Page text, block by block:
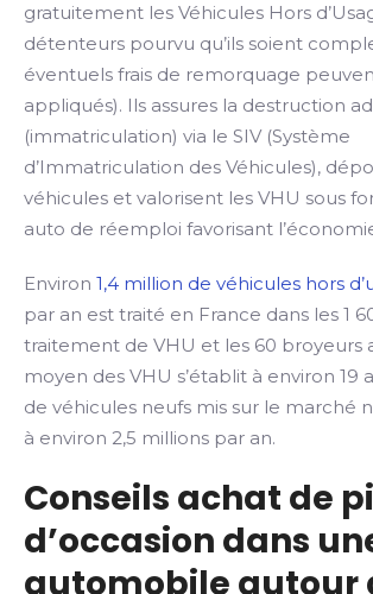
gratuitement les Véhicules Hors
détenteurs pourvu qu’ils soient
éventuels frais de remorquage
appliqués). Ils assures la destruction
(immatriculation) via le SIV (Système
d’Immatriculation des Véhicules),
véhicules et valorisent les VHU sous
auto de réemploi favorisant
Environ 1,4 million de véhicules hors
par an est traité en France dans les 1
traitement de VHU et les 60 broyeurs
moyen des VHU s’établit à environ 19
de véhicules neufs mis sur le marché
à environ 2,5 millions par an.
Conseils achat de
d’occasion dans
automobile autour